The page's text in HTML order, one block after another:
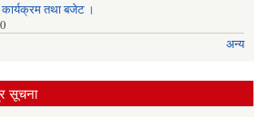
तथा बजेट ।
अन्य
सूचना